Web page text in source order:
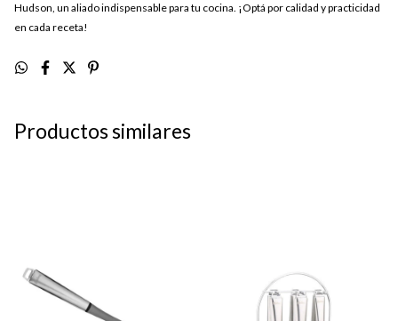
Hudson, un aliado indispensable para tu cocina. ¡Optá por calidad y practicidad
en cada receta!
Productos similares